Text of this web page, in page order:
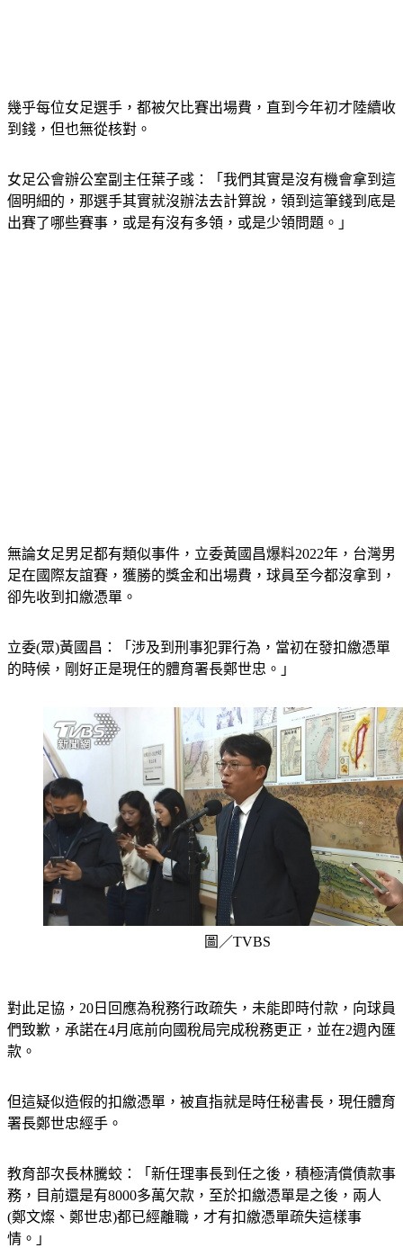
幾乎每位女足選手，都被欠比賽出場費，直到今年初才陸續收
女足公會辦公室副主任葉子彧：「我們其實是沒有機會拿到這
個明細的，那選手其實就沒辦法去計算說，領到這筆錢到底是
無論女足男足都有類似事件，立委黃國昌爆料2022年，台灣男
足在國際友誼賽，獲勝的獎金和出場費，球員至今都沒拿到，
立委(眾)黃國昌：「涉及到刑事犯罪行為，當初在發扣繳憑單
對此足協，20日回應為稅務行政疏失，未能即時付款，向球員
們致歉，承諾在4月底前向國稅局完成稅務更正，並在2週內匯
但這疑似造假的扣繳憑單，被直指就是時任秘書長，現任體育
教育部次長林騰蛟：「新任理事長到任之後，積極清償債款事
務，目前還是有8000多萬欠款，至於扣繳憑單是之後，兩人
(鄭文燦、鄭世忠)都已經離職，才有扣繳憑單疏失這樣事